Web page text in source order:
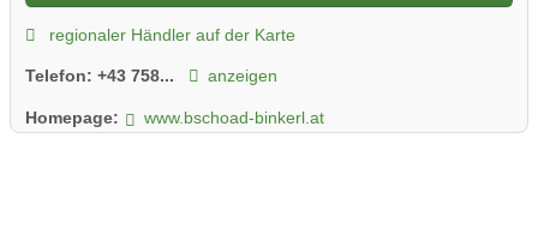
regionaler Händler auf der Karte
Telefon: +43 758... anzeigen
Homepage: www.bschoad-binkerl.at